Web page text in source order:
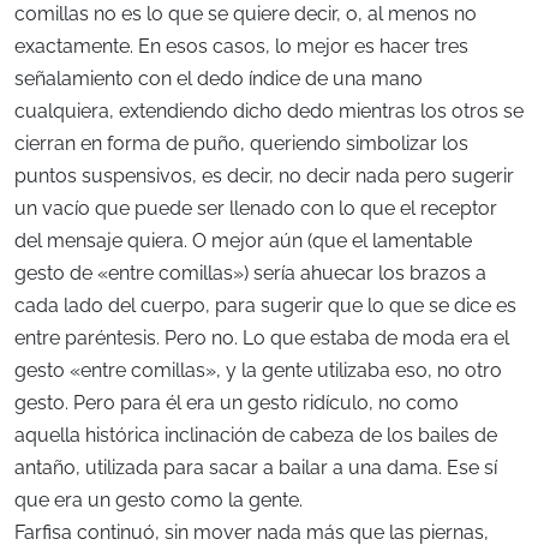
comillas no es lo que se quiere decir, o, al menos no
exactamente. En esos casos, lo mejor es hacer tres
señalamiento con el dedo índice de una mano
cualquiera, extendiendo dicho dedo mientras los otros se
cierran en forma de puño, queriendo simbolizar los
puntos suspensivos, es decir, no decir nada pero sugerir
un vacío que puede ser llenado con lo que el receptor
del mensaje quiera. O mejor aún (que el lamentable
gesto de «entre comillas») sería ahuecar los brazos a
cada lado del cuerpo, para sugerir que lo que se dice es
entre paréntesis. Pero no. Lo que estaba de moda era el
gesto «entre comillas», y la gente utilizaba eso, no otro
gesto. Pero para él era un gesto ridículo, no como
aquella histórica inclinación de cabeza de los bailes de
antaño, utilizada para sacar a bailar a una dama. Ese sí
que era un gesto como la gente.
Farfisa continuó, sin mover nada más que las piernas,